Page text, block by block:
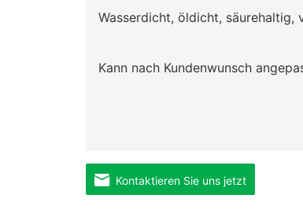
Wasserdicht, öldicht, säurehaltig,
Kann nach Kundenwunsch
Kontaktieren Sie uns jetzt